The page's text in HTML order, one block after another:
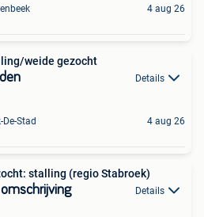
4 aug 26
weide gezocht
Details
De-Stad 4 aug 26
stalling (regio Stabroek)
Details